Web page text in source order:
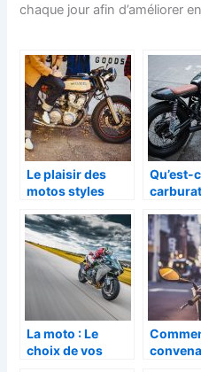
chaque jour afin d’améliorer
Le plaisir des
motos styles
découvrir
Qu’est-
La moto : Le
choix de vos